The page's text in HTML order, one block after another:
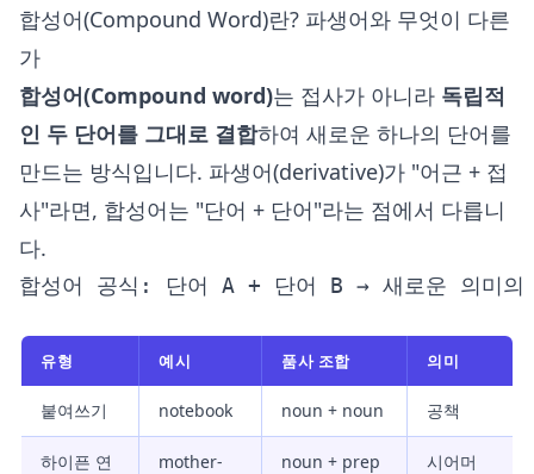
합성어(Compound Word)란? 파생어와 무엇이 다른
가
합성어(Compound word)는 접사가 아니라 독립적
인 두 단어를 그대로 결합하여 새로운 하나의 단어를
만드는 방식입니다. 파생어(derivative)가 "어근 + 접
사"라면, 합성어는 "단어 + 단어"라는 점에서 다릅니
다.
유형 예시 품사 조합 의미
붙여쓰기 notebook noun + noun 공책
하이픈 연
mother-
noun + prep
시어머